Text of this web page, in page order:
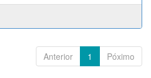
Anterior 1 Póximo